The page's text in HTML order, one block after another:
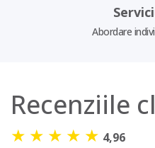
Abordare
Recenziile
★ ★ ★ ★ ★ 4,96